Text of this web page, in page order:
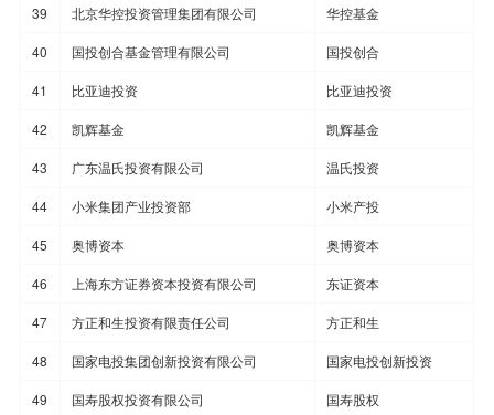
39 北京华控投资管理集团有限公司 华控基金
40 国投创合基金管理有限公司 国投创合
41 比亚迪投资 比亚迪投资
42 凯辉基金 凯辉基金
43 广东温氏投资有限公司 温氏投资
44 小米集团产业投资部 小米产投
45 奥博资本 奥博资本
46 上海东方证券资本投资有限公司 东证资本
47 方正和生投资有限责任公司 方正和生
48 国家电投集团创新投资有限公司 国家电投创新投资
49 国寿股权投资有限公司 国寿股权